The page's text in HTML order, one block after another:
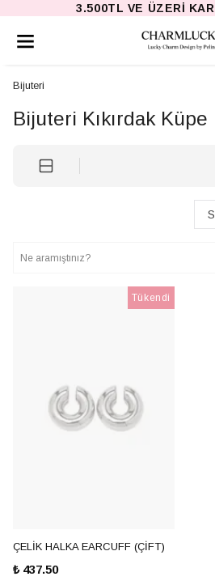
3.500TL VE ÜZERI
Bijuteri
Bijuteri Kıkırdak Küpe
Tükendi
ÇELİK HALKA EARCUFF (ÇİFT)
₺ 437.50